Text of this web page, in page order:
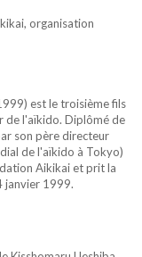
organisation
est le troisième fils
de l'aïkido. Diplômé de
son père directeur
de l'aïkido à Tokyo)
Aikikai et prit la
janvier 1999.